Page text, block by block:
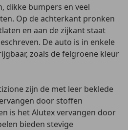
, dikke bumpers en veel
Op de achterkant pronken
en aan de zijkant staat
De auto is in enkele
zoals de felgroene kleur
zijn de met leer beklede
door stoffen
is het Alutex vervangen door
bieden stevige